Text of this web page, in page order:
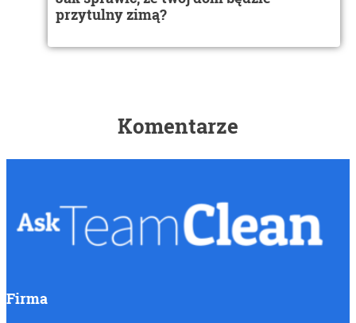
przytulny zimą?
Komentarze
Firma